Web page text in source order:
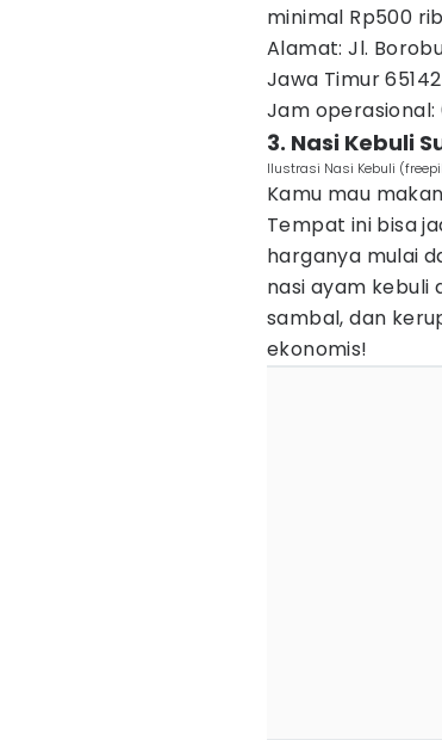
minimal Rp500
Alamat: Jl.
Jawa Timur 65142
Jam operasional:
3. Nasi Kebuli
Ilustrasi Nasi Kebuli
Kamu mau
Tempat ini bisa
harganya mulai
nasi ayam kebuli
sambal, dan
ekonomis!